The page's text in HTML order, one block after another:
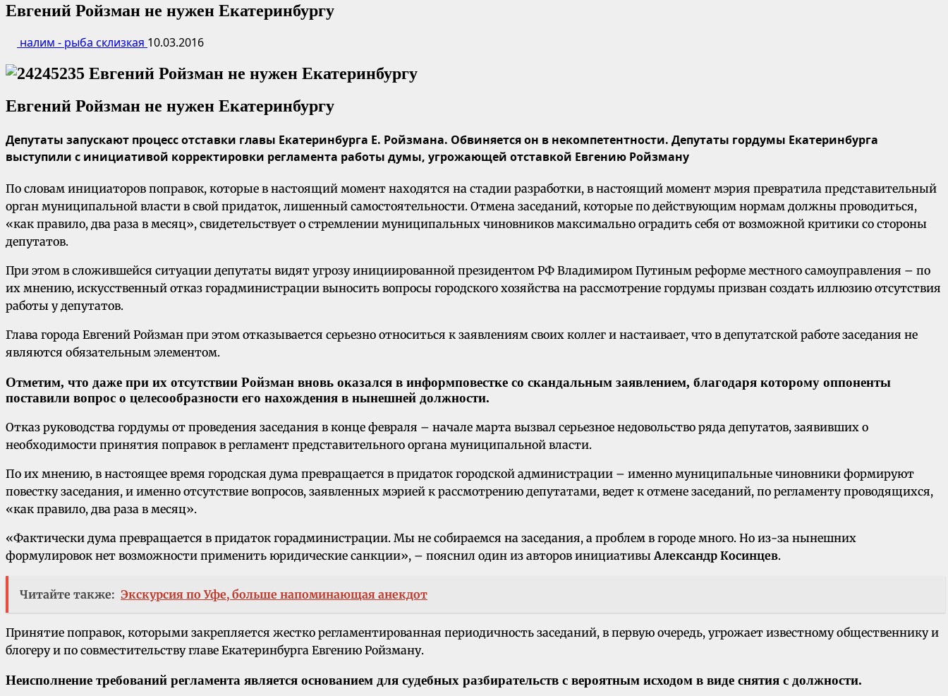
Евгений Ройзман не нужен Екатеринбургу
налим - рыба склизкая 10.03.2016
Евгений Ройзман не нужен Екатеринбургу
Депутаты запускают процесс отставки главы Екатеринбурга Е. Ройзмана. Обвиняется он в некомпетентности. Депутаты гордумы Екатеринбурга
выступили с инициативой корректировки регламента работы думы, угрожающей отставкой Евгению Ройзману
По словам инициаторов поправок, которые в настоящий момент находятся на стадии разработки, в настоящий момент мэрия превратила представительный
орган муниципальной власти в свой придаток, лишенный самостоятельности. Отмена заседаний, которые по действующим нормам должны проводиться,
«как правило, два раза в месяц», свидетельствует о стремлении муниципальных чиновников максимально оградить себя от возможной критики со стороны
депутатов.
При этом в сложившейся ситуации депутаты видят угрозу инициированной президентом РФ Владимиром Путиным реформе местного самоуправления – по
их мнению, искусственный отказ горадминистрации выносить вопросы городского хозяйства на рассмотрение гордумы призван создать иллюзию отсутствия
работы у депутатов.
Глава города Евгений Ройзман при этом отказывается серьезно относиться к заявлениям своих коллег и настаивает, что в депутатской работе заседания не
являются обязательным элементом.
Отметим, что даже при их отсутствии Ройзман вновь оказался в информповестке со скандальным заявлением, благодаря которому оппоненты
поставили вопрос о целесообразности его нахождения в нынешней должности.
Отказ руководства гордумы от проведения заседания в конце февраля – начале марта вызвал серьезное недовольство ряда депутатов, заявивших о
необходимости принятия поправок в регламент представительного органа муниципальной власти.
По их мнению, в настоящее время городская дума превращается в придаток городской администрации – именно муниципальные чиновники формируют
повестку заседания, и именно отсутствие вопросов, заявленных мэрией к рассмотрению депутатами, ведет к отмене заседаний, по регламенту проводящихся,
«как правило, два раза в месяц».
«Фактически дума превращается в придаток горадминистрации. Мы не собираемся на заседания, а проблем в городе много. Но из-за нынешних
формулировок нет возможности применить юридические санкции», – пояснил один из авторов инициативыАлександр Косинцев.
Читайте также: Экскурсия по Уфе, больше напоминающая анекдот
Принятие поправок, которыми закрепляется жестко регламентированная периодичность заседаний, в первую очередь, угрожает известному общественнику и
блогеру и по совместительству главе Екатеринбурга Евгению Ройзману.
Неисполнение требований регламента является основанием для судебных разбирательств с вероятным исходом в виде снятия с должности.